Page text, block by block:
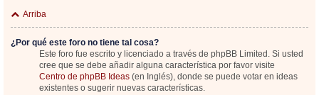
Arriba
¿Por qué este foro no tiene tal cosa?
Este foro fue escrito y licenciado a través de phpBB Limited. Si usted
cree que se debe añadir alguna característica por favor visite
Centro de phpBB Ideas (en Inglés), donde se puede votar en ideas
existentes o sugerir nuevas características.